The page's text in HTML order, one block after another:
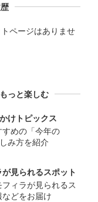
ページはありませ
っと楽しむ
けトピックス
めの「今年の
み方を紹介
見られるスポット
ィラが見られるス
どをお届け